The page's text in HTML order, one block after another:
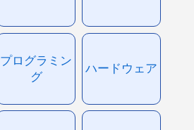
プログラミン
グ
ハードウェア